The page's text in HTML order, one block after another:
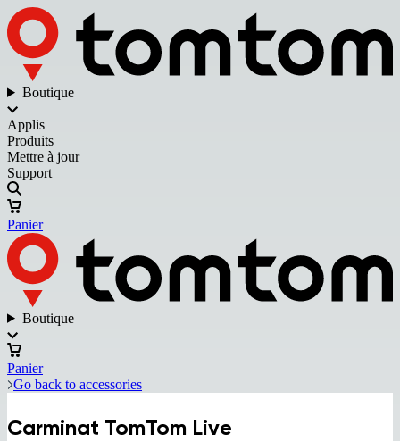
Boutique
Applis
Produits
Mettre à jour
Support
Panier
Boutique
Panier
Go back to accessories
Carminat TomTom Live